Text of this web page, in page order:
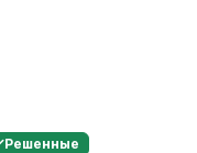
Решенные